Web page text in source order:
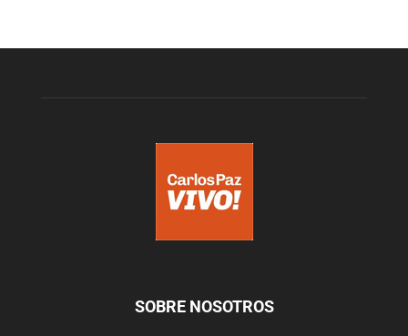
SOBRE NOSOTROS